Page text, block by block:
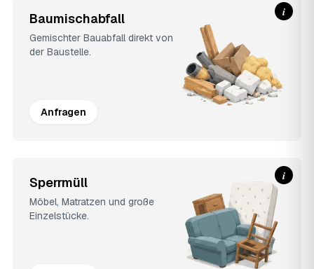
Baumischabfall
Gemischter Bauabfall direkt von
der Baustelle.
Anfragen
i
Sperrmüll
Möbel, Matratzen und große
Einzelstücke.
i